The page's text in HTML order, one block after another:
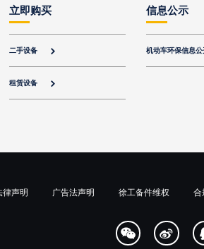
立即购买
二手设备 
租赁设备 
信息公示
机动车环保信息
律声明 广告法声明 徐工备件维权 合
 